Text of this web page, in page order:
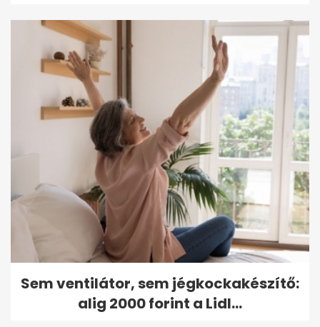
Sem ventilátor, sem jégkockakészítő:
alig 2000 forint a Lidl...